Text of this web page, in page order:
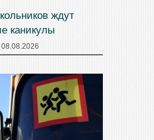
ждут
каникулы
08.08.2026